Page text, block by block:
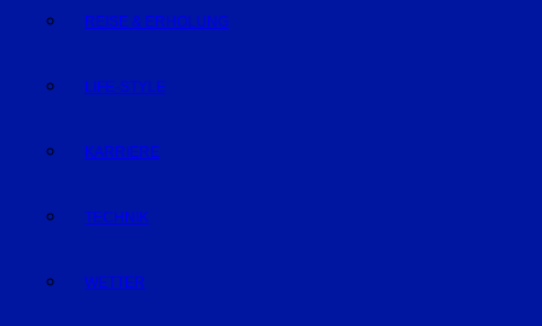
REISE & ERHOLUNG
LIFE-STYLE
KARRIERE
TECHNIK
WETTER